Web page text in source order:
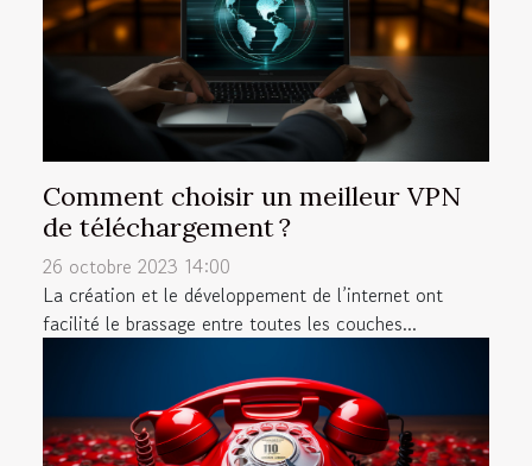
Comment choisir un meilleur VPN
de téléchargement ?
26 octobre 2023 14:00
La création et le développement de l’internet ont
facilité le brassage entre toutes les couches...